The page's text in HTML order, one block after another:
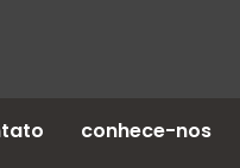
conhece-nos